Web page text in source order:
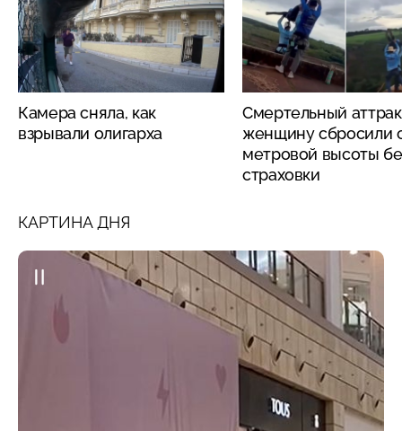
Камера сняла, как
взрывали олигарха
Смертельный
женщину сбросили
метровой высоты
страховки
КАРТИНА ДНЯ